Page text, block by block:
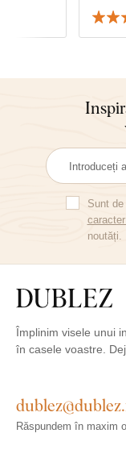
Sunt
noutăți.
Împlinim visele unui
în casele voastre.
Răspundem în maxim